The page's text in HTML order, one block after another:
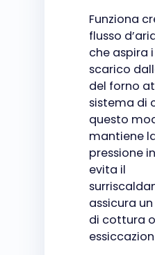
Funziona
flusso
che aspira
scarico
del forno
sistema di
questo
mantiene
pressione
evita il
assicura
di cottura